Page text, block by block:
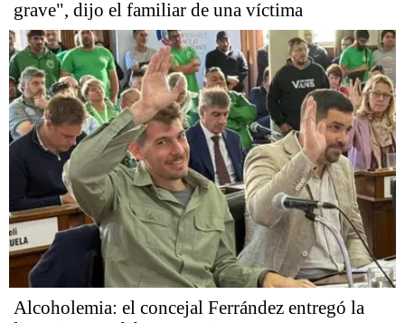
grave", dijo el familiar de una víctima
Alcoholemia: el concejal Ferrández entregó la